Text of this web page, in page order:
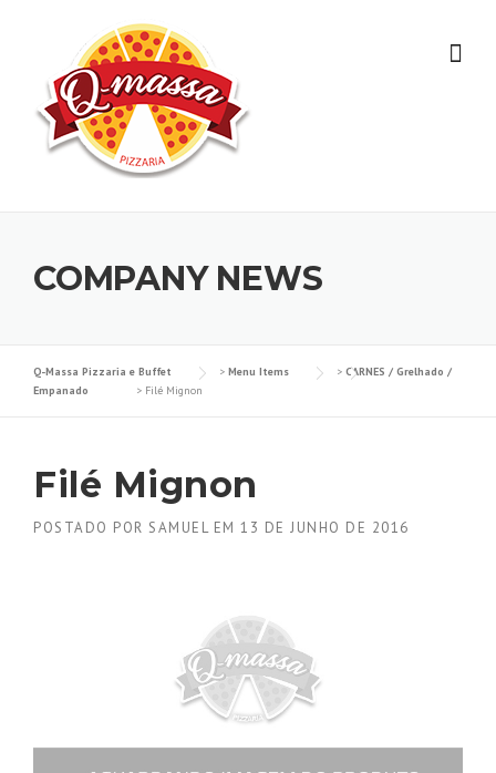
COMPANY NEWS
Q-Massa Pizzaria e Buffet > Menu Items > CARNES / Grelhado /
Empanado
> Filé Mignon
Filé Mignon
POSTADO POR SAMUELEM 13 DE JUNHO DE 2016